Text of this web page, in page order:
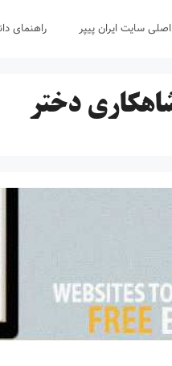
سایت ایران پیپر راهنمای
دختر